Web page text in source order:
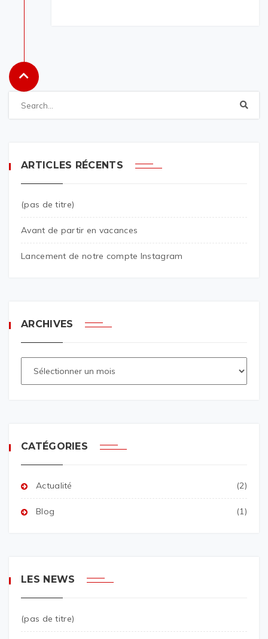
ARTICLES RÉCENTS
(pas de titre)
Avant de partir en vacances
Lancement de notre compte Instagram
ARCHIVES
CATÉGORIES
Actualité (2)
Blog (1)
LES NEWS
(pas de titre)